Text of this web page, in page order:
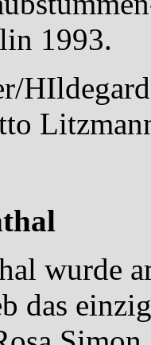
1993.
wurde
das